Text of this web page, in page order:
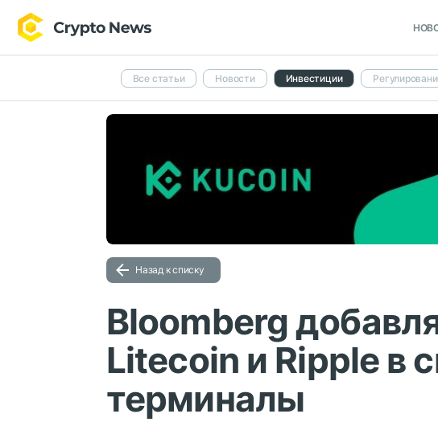
Все статьи Новости Инвестиции
Назад к списку
Bloomberg
Litecoin и Ripple в
терминалы